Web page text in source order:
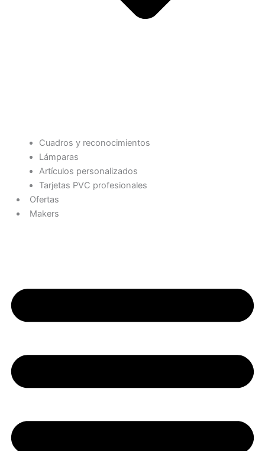
Cuadros y reconocimientos
Lámparas
Artículos personalizados
Tarjetas PVC profesionales
Ofertas
Makers